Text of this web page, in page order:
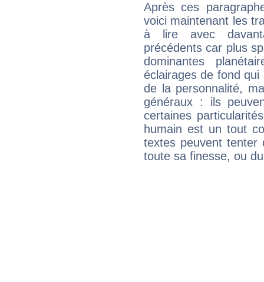
Après ces
voici maintenant les
à lire avec
précédents car plus
dominantes
éclairages de fond
de la personnalité,
généraux : ils
certaines
humain est un tout
textes peuvent tenter
toute sa finesse, ou